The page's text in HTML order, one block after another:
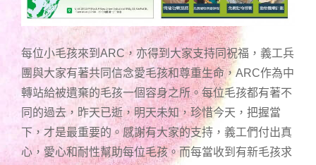
每位小毛孩來到ARC，亦得到大家支持同祝福，義工兵
團與大家有著共同信念愛毛孩和尊重生命，ARC作為中
轉站給被遺棄的毛孩一個容身之所。每位毛孩都有著不
同的過去，昨天已逝，明天未知，珍惜今天，把握當
下，才是最重要的。感謝有大家的支持，義工們付出真
心，愛心和耐性幫助每位毛孩。而每當收到有新毛孩求